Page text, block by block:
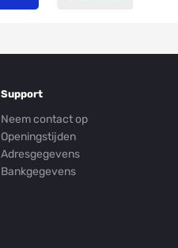
Support
Neem contact op
Openingstijden
Adresgegevens
Bankgegevens